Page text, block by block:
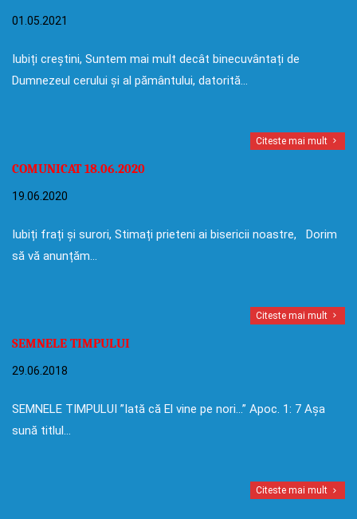
01.05.2021
Iubiți creștini, Suntem mai mult decât binecuvântați de
Dumnezeul cerului și al pământului, datorită…
Citeste mai mult
COMUNICAT 18.06.2020
19.06.2020
Iubiți frați și surori, Stimați prieteni ai bisericii noastre, Dorim
să vă anunțăm…
Citeste mai mult
SEMNELE TIMPULUI
29.06.2018
SEMNELE TIMPULUI ”Iată că El vine pe nori…” Apoc. 1: 7 Așa
sună titlul…
Citeste mai mult